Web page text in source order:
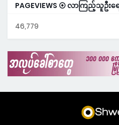
PAGEVIEWS ⦿ လာကြည့်သူဦးရ
46,779